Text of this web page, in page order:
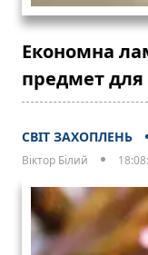
Економна
предмет
СВІТ ЗАХОПЛЕНЬ
Віктор Білий